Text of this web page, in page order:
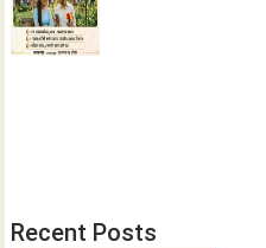
Recent Posts